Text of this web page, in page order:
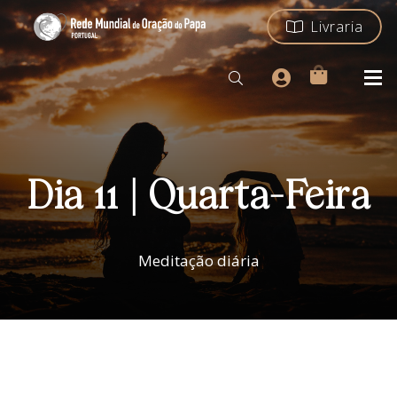
Livraria
Dia 11 | Quarta-Feira
Meditação diária